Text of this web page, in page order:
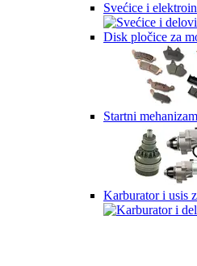
Svećice i
Disk pločice za
Startni
Karburator i usis